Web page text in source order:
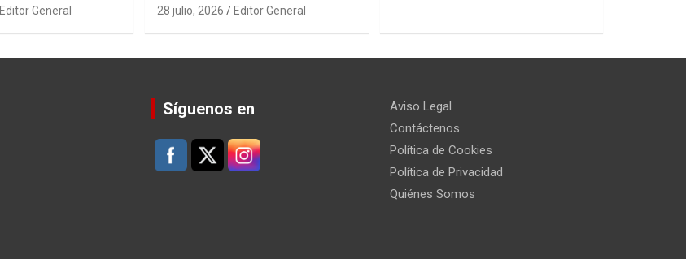
Editor General 28 julio, 2026 Editor General
Síguenos en
Aviso Legal
Contáctenos
Política de Cookies
Política de Privacidad
Quiénes Somos